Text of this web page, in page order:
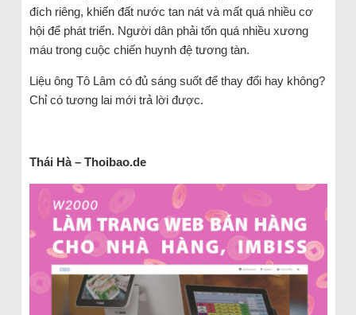
đích riêng, khiến đất nước tan nát và mất quá nhiều cơ
hội để phát triển. Người dân phải tốn quá nhiều xương
máu trong cuộc chiến huynh đệ tương tàn.
Liệu ông Tô Lâm có đủ sáng suốt để thay đổi hay không?
Chỉ có tương lai mới trả lời được.
Thái Hà – Thoibao.de